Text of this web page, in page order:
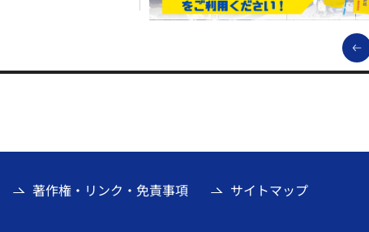
著作権・リンク・免責事項 サイトマップ